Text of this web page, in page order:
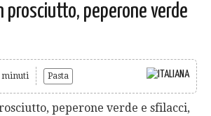
prosciutto, peperone verde
minuti Pasta
peperone verde e sfilacci,